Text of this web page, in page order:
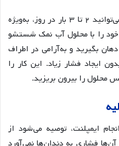
بسته به توصیه دندانپزشک، می‌توانید ۲ تا ۳ بار در روز، به‌ویژه
را با محلول آب نمک شستشو
بگیرید و به‌آرامی در اطراف
ایجاد فشار زیاد. این کار را
.
ایمپلنت، توصیه می‌شود از
فشاری به دندان‌ها نمی‌آورد